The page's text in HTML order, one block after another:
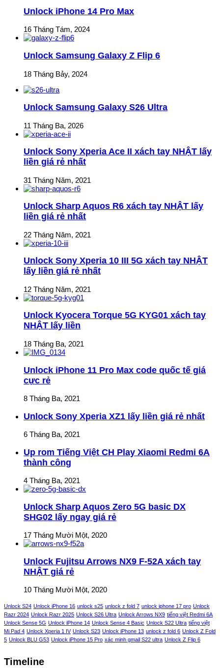
Unlock iPhone 14 Pro Max
16 Tháng Tám, 2024
Unlock Samsung Galaxy Z Flip 6
18 Tháng Bảy, 2024
Unlock Samsung Galaxy S26 Ultra
11 Tháng Ba, 2026
Unlock Sony Xperia Ace II xách tay NHẬT lấy
liền giá rẻ nhất
31 Tháng Năm, 2021
Unlock Sharp Aquos R6 xách tay NHẬT lấy
liền giá rẻ nhất
22 Tháng Năm, 2021
Unlock Sony Xperia 10 III 5G xách tay NHẬT
lấy liền giá rẻ nhất
12 Tháng Năm, 2021
Unlock Kyocera Torque 5G KYG01 xách tay
NHẬT lấy liền
18 Tháng Ba, 2021
Unlock iPhone 11 Pro Max code quốc tế giá
cực rẻ
8 Tháng Ba, 2021
Unlock Sony Xperia XZ1 lấy liền giá rẻ nhất
6 Tháng Ba, 2021
Up rom Tiếng Việt CH Play Xiaomi Redmi 6A
thành công
4 Tháng Ba, 2021
Unlock Sharp Aquos Zero 5G basic DX
SHG02 lấy ngay giá rẻ
17 Tháng Mười Một, 2020
Unlock Fujitsu Arrows NX9 F-52A xách tay
NHẬT giá rẻ
10 Tháng Mười Một, 2020
Unlock S24 Unlock iPhone 16 unlock s25 unlock z fold 7 unlock iphone 17 pro Unlock
Razr 2024 Unlock Razr 2025 Unlock S26 Ultra Unlock Arrows NX9 tiếng việt Redmi 6A
Unlock Sense 5G Unlock iPhone 14 Unlock Sense 4 Basic Unlock S22 Ultra tiếng việt
Mi Pad 4 Unlock Xperia 1 IV Unlock S23 Unlock iPhone 13 unlock z fold 6 Unlock Z Fold
5 Unlock BLU G53 Unlock iPhone 15 Pro xác minh gmail S22 ultra Unlock Z Flip 6
Timeline